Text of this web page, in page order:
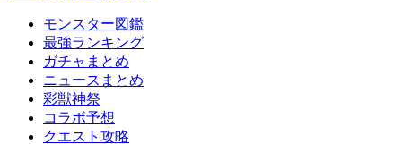
モンスター図鑑
最強ランキング
ガチャまとめ
ニュースまとめ
彩獣神祭
コラボ予想
クエスト攻略